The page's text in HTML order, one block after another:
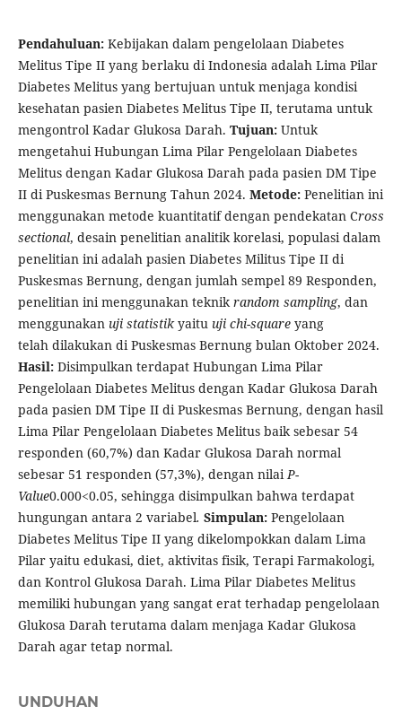
Pendahuluan: Kebijakan dalam pengelolaan Diabetes
Melitus Tipe II yang berlaku di Indonesia adalah Lima Pilar
Diabetes Melitus yang bertujuan untuk menjaga kondisi
kesehatan pasien Diabetes Melitus Tipe II, terutama untuk
mengontrol Kadar Glukosa Darah. Tujuan: Untuk
mengetahui Hubungan Lima Pilar Pengelolaan Diabetes
Melitus dengan Kadar Glukosa Darah pada pasien DM Tipe
II di Puskesmas Bernung Tahun 2024. Metode: Penelitian ini
menggunakan metode kuantitatif dengan pendekatan Cross
sectional, desain penelitian analitik korelasi, populasi dalam
penelitian ini adalah pasien Diabetes Militus Tipe II di
Puskesmas Bernung, dengan jumlah sempel 89 Responden,
penelitian ini menggunakan teknikrandom sampling, dan
menggunakan uji statistikyaitu uji chi-squareyang
telah dilakukan di Puskesmas Bernung bulan Oktober 2024.
Hasil: Disimpulkan terdapat Hubungan Lima Pilar
Pengelolaan Diabetes Melitus dengan Kadar Glukosa Darah
pada pasien DM Tipe II di Puskesmas Bernung, dengan hasil
Lima Pilar Pengelolaan Diabetes Melitus baik sebesar 54
responden (60,7%) dan Kadar Glukosa Darah normal
sebesar 51 responden (57,3%), dengan nilaiP-
Value0.000<0.05, sehingga disimpulkan bahwa terdapat
hungungan antara 2 variabel. Simpulan: Pengelolaan
Diabetes Melitus Tipe II yang dikelompokkan dalam Lima
Pilar yaitu edukasi, diet, aktivitas fisik, Terapi Farmakologi,
dan Kontrol Glukosa Darah. Lima Pilar Diabetes Melitus
memiliki hubungan yang sangat erat terhadap pengelolaan
Glukosa Darah terutama dalam menjaga Kadar Glukosa
Darah agar tetap normal.
UNDUHAN